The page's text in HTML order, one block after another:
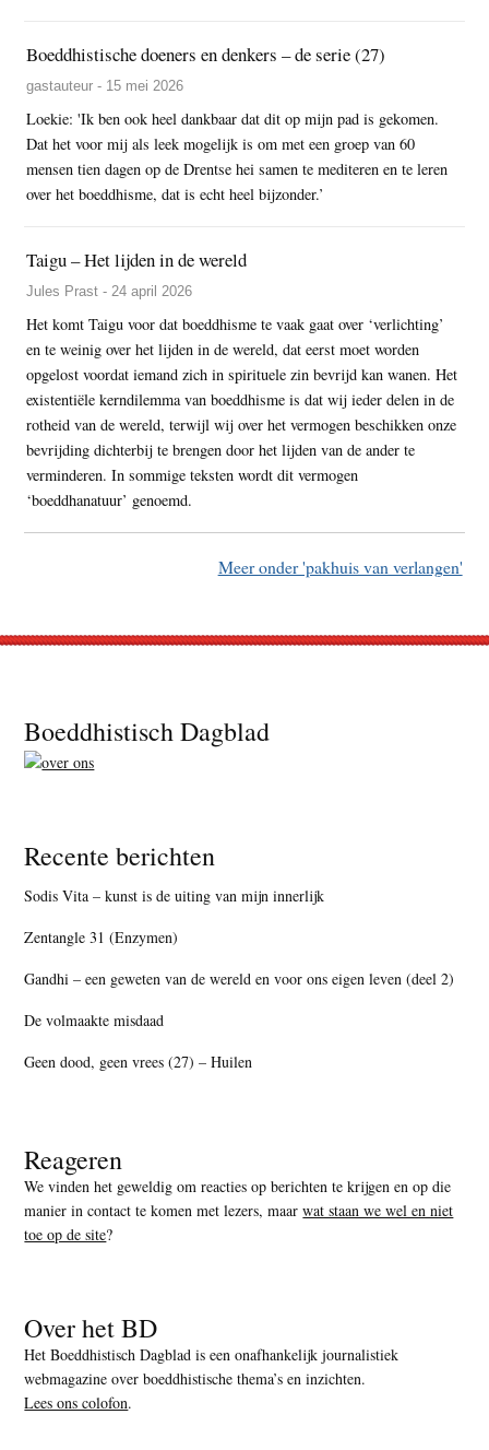
Boeddhistische doeners en denkers – de serie (27)
gastauteur - 15 mei 2026
Loekie: 'Ik ben ook heel dankbaar dat dit op mijn pad is gekomen.
Dat het voor mij als leek mogelijk is om met een groep van 60
mensen tien dagen op de Drentse hei samen te mediteren en te leren
over het boeddhisme, dat is echt heel bijzonder.’
Taigu – Het lijden in de wereld
Jules Prast - 24 april 2026
Het komt Taigu voor dat boeddhisme te vaak gaat over ‘verlichting’
en te weinig over het lijden in de wereld, dat eerst moet worden
opgelost voordat iemand zich in spirituele zin bevrijd kan wanen. Het
existentiële kerndilemma van boeddhisme is dat wij ieder delen in de
rotheid van de wereld, terwijl wij over het vermogen beschikken onze
bevrijding dichterbij te brengen door het lijden van de ander te
verminderen. In sommige teksten wordt dit vermogen
‘boeddhanatuur’ genoemd.
Meer onder 'pakhuis van verlangen'
Footer
Boeddhistisch Dagblad
Recente berichten
Sodis Vita – kunst is de uiting van mijn innerlijk
Zentangle 31 (Enzymen)
Gandhi – een geweten van de wereld en voor ons eigen leven (deel 2)
De volmaakte misdaad
Geen dood, geen vrees (27) – Huilen
Reageren
We vinden het geweldig om reacties op berichten te krijgen en op die
manier in contact te komen met lezers, maarwat staan we wel en niet
toe op de site?
Over het BD
Het Boeddhistisch Dagblad is een onafhankelijk journalistiek
webmagazine over boeddhistische thema’s en inzichten.
Lees ons colofon.